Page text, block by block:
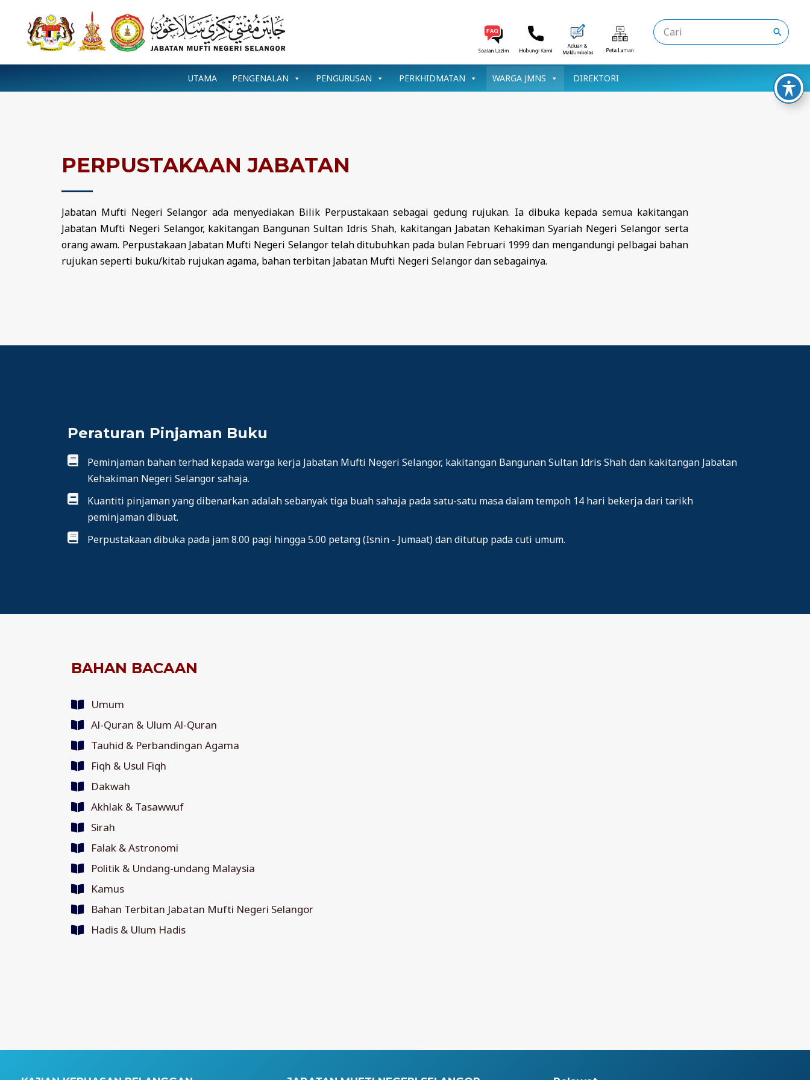
content
Search
for:
UTAMA PENGENALAN PENGURUSAN PERKHIDMATAN WARGA JMNS DIREKTORI
PERPUSTAKAAN JABATAN
Jabatan Mufti Negeri Selangor ada menyediakan Bilik Perpustakaan sebagai gedung rujukan. Ia dibuka kepada semua kakitangan
Jabatan Mufti Negeri Selangor, kakitangan Bangunan Sultan Idris Shah, kakitangan Jabatan Kehakiman Syariah Negeri Selangor serta
orang awam. Perpustakaan Jabatan Mufti Negeri Selangor telah ditubuhkan pada bulan Februari 1999 dan mengandungi pelbagai bahan
rujukan seperti buku/kitab rujukan agama, bahan terbitan Jabatan Mufti Negeri Selangor dan sebagainya.
Peraturan Pinjaman Buku
Peminjaman bahan terhad kepada warga kerja Jabatan Mufti Negeri Selangor, kakitangan Bangunan Sultan Idris Shah dan kakitangan Jabatan
Kehakiman Negeri Selangor sahaja.
Kuantiti pinjaman yang dibenarkan adalah sebanyak tiga buah sahaja pada satu-satu masa dalam tempoh 14 hari bekerja dari tarikh
peminjaman dibuat.
Perpustakaan dibuka pada jam 8.00 pagi hingga 5.00 petang (Isnin - Jumaat) dan ditutup pada cuti umum.
BAHAN BACAAN
Umum
Al-Quran & Ulum Al-Quran
Tauhid & Perbandingan Agama
Fiqh & Usul Fiqh
Dakwah
Akhlak & Tasawwuf
Sirah
Falak & Astronomi
Politik & Undang-undang Malaysia
Kamus
Bahan Terbitan Jabatan Mufti Negeri Selangor
Hadis & Ulum Hadis